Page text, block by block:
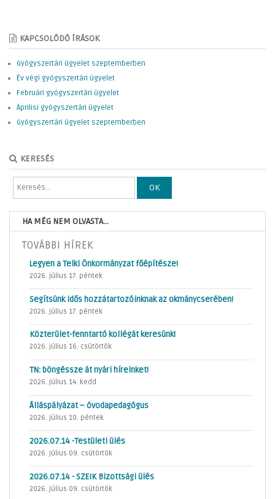
KAPCSOLÓDÓ ÍRÁSOK
Gyógyszertári ügyelet szeptemberben
Év végi gyógyszertári ügyelet
Februári gyógyszertári ügyelet
Áprilisi gyógyszertári ügyelet
Gyógyszertári ügyelet szeptemberben
KERESÉS
OK
HA MÉG NEM OLVASTA...
TOVÁBBI HÍREK
Legyen a Telki Önkormányzat főépítésze!
2026. július 17. péntek
Segítsünk idős hozzátartozóinknak az okmánycserében!
2026. július 17. péntek
Közterület-fenntartó kollégát keresünk!
2026. július 16. csütörtök
TN: böngéssze át nyári híreinket!
2026. július 14. kedd
Álláspályázat – óvodapedagógus
2026. július 10. péntek
2026.07.14 -Testületi ülés
2026. július 09. csütörtök
2026.07.14 - SZEIK Bizottsági ülés
2026. július 09. csütörtök